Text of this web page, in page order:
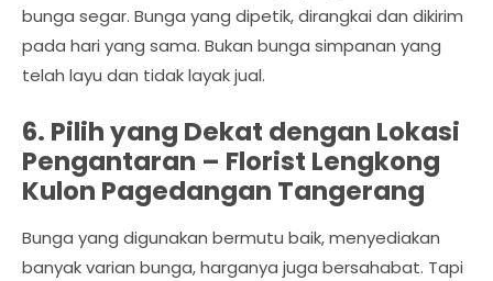
bunga segar. Bunga yang dipetik, dirangkai dan dikirim
pada hari yang sama. Bukan bunga simpanan yang
telah layu dan tidak layak jual.
6. Pilih yang Dekat dengan Lokasi
Pengantaran – Florist Lengkong
Kulon Pagedangan Tangerang
Bunga yang digunakan bermutu baik, menyediakan
banyak varian bunga, harganya juga bersahabat. Tapi